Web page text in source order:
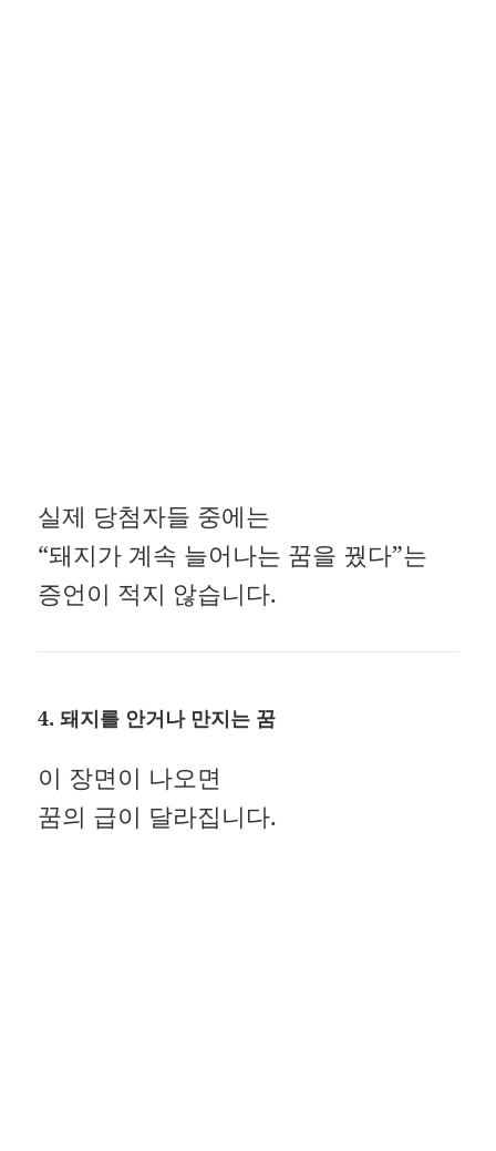
실제 당첨자들 중에는
“돼지가 계속 늘어나는 꿈을 꿨다”는
증언이 적지 않습니다.
4. 돼지를 안거나 만지는 꿈
이 장면이 나오면
꿈의 급이 달라집니다.